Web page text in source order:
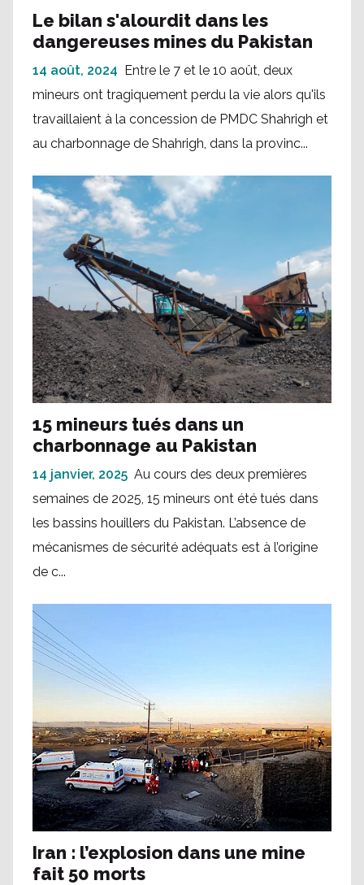
Le bilan s'alourdit dans les
dangereuses mines du Pakistan
14 août, 2024 Entre le 7 et le 10 août, deux
mineurs ont tragiquement perdu la vie alors qu'ils
travaillaient à la concession de PMDC Shahrigh et
au charbonnage de Shahrigh, dans la provinc...
15 mineurs tués dans un
charbonnage au Pakistan
14 janvier, 2025 Au cours des deux premières
semaines de 2025, 15 mineurs ont été tués dans
les bassins houillers du Pakistan. L’absence de
mécanismes de sécurité adéquats est à l’origine
de c...
Iran : l’explosion dans une mine
fait 50 morts